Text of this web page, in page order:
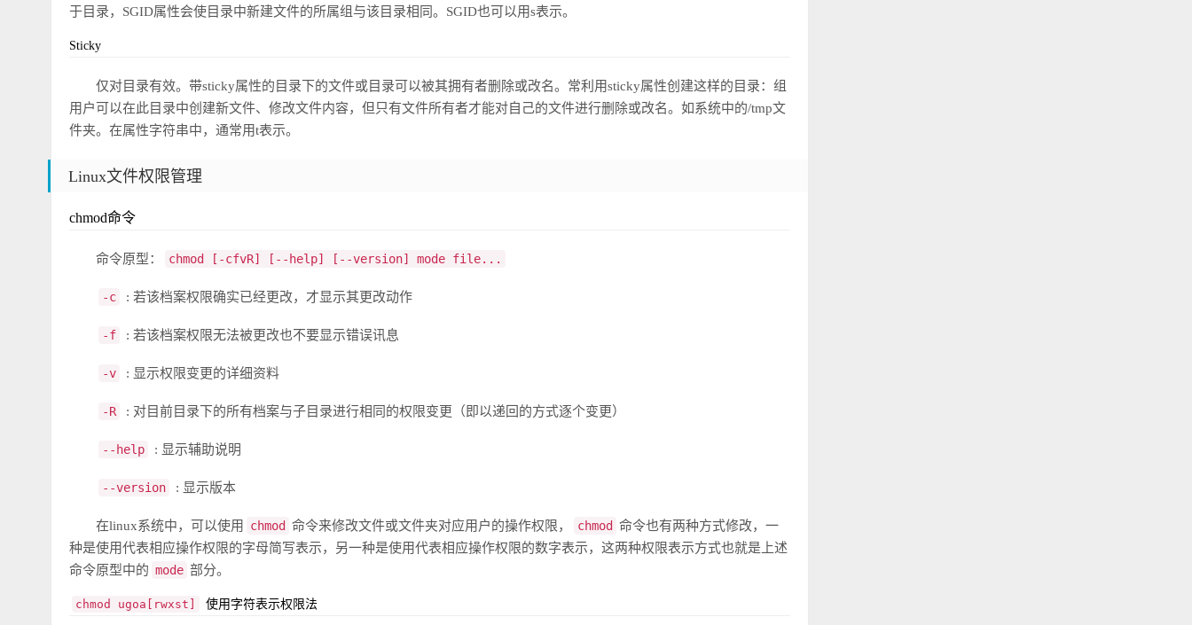
于目录，SGID属性会使目录中新建文件的所属组与该目录相同。SGID也可以用s表示。
Sticky
仅对目录有效。带sticky属性的目录下的文件或目录可以被其拥有者删除或改名。常利用sticky属性创建这样的目录：组
用户可以在此目录中创建新文件、修改文件内容，但只有文件所有者才能对自己的文件进行删除或改名。如系统中的/tmp文
件夹。在属性字符串中，通常用t表示。
Linux文件权限管理
chmod命令
命令原型： chmod [-cfvR] [--help] [--version] mode file...
-c : 若该档案权限确实已经更改，才显示其更改动作
-f : 若该档案权限无法被更改也不要显示错误讯息
-v : 显示权限变更的详细资料
-R : 对目前目录下的所有档案与子目录进行相同的权限变更（即以递回的方式逐个变更）
--help : 显示辅助说明
--version : 显示版本
在linux系统中，可以使用 chmod 命令来修改文件或文件夹对应用户的操作权限， chmod 命令也有两种方式修改，一
种是使用代表相应操作权限的字母简写表示，另一种是使用代表相应操作权限的数字表示，这两种权限表示方式也就是上述
命令原型中的 mode 部分。
chmod ugoa[rwxst] 使用字符表示权限法